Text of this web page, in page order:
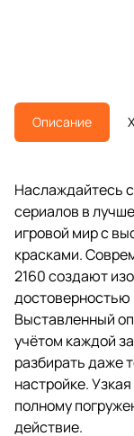
Описание
Наслаждайтесь
сериалов в
игровой мир с
красками.
2160 создают
Выставленный
учётом каждой
разбирать даже
настройке.
полному
действие.